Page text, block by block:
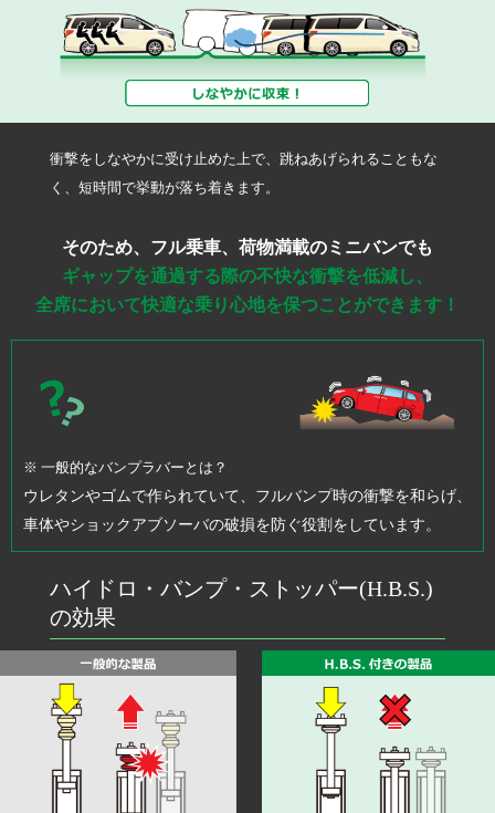
安心の保証制度
衝撃をしなやかに受け止めた上で、跳ねあげられることもな
く、短時間で挙動が落ち着きます。
そのため、フル乗車、荷物満載のミニバンでも
ギャップを通過する際の不快な衝撃を低減し、
全席において快適な乗り心地を保つことができます！
※ 一般的なバンプラバーとは？
ウレタンやゴムで作られていて、フルバンプ時の衝撃を和らげ、
車体やショックアブソーバの破損を防ぐ役割をしています。
ハイドロ・バンプ・ストッパー(H.B.S.)
の効果